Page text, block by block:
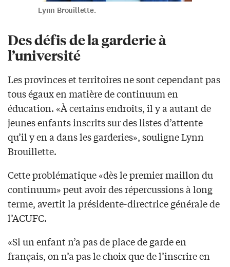
Lynn Brouillette.
Des défis de la garderie à
l’université
Les provinces et territoires ne sont cependant pas
tous égaux en matière de continuum en
éducation. «À certains endroits, il y a autant de
jeunes enfants inscrits sur des listes d’attente
qu’il y en a dans les garderies», souligne Lynn
Brouillette.
Cette problématique «dès le premier maillon du
continuum» peut avoir des répercussions à long
terme, avertit la présidente-directrice générale de
l’ACUFC.
«Si un enfant n’a pas de place de garde en
français, on n’a pas le choix que de l’inscrire en